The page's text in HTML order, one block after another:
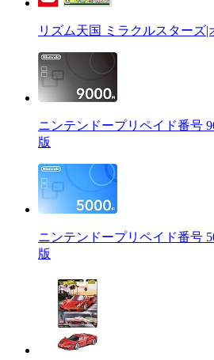
リズム天国 ミラクルスターズ|
ニンテンドープリペイド番号
版
ニンテンドープリペイド番号
版